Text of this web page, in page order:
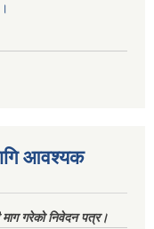
आवश्यक
माग गरेको निवेदन पत्र।